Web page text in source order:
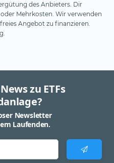
des Anbieters. Dir
Mehrkosten. Wir verwenden
Angebot zu finanzieren.
zu ETFs
Newsletter
Laufenden.